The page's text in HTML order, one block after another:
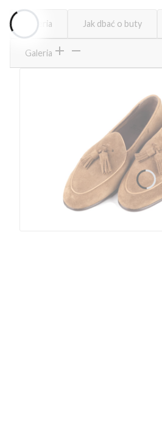
Galeria Jak dbać o buty
Galeria